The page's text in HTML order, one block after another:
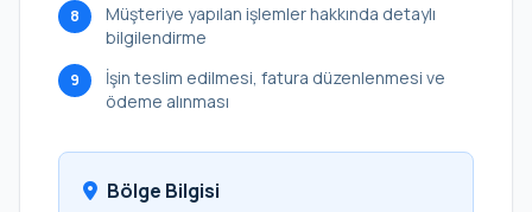
8
Müşteriye yapılan işlemler hakkında detaylı
bilgilendirme
9
İşin teslim edilmesi, fatura düzenlenmesi ve
ödeme alınması
Bölge Bilgisi